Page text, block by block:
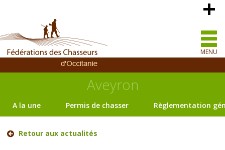
MENU
Aveyron
A la une Permis de chasser Règlementation
Retour aux actualités